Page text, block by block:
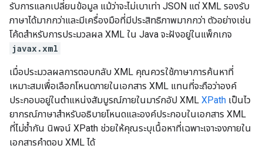
รับการแลกเปลี่ยนข้อมูล แม้ว่าจะไม่เบาเท่า JSON แต่ XML รองรับ
ภาษาได้มากกว่าและมีเครื่องมือที่มีประสิทธิภาพมากกว่า ตัวอย่างเช่น
โค้ดสําหรับการประมวลผล XML ใน Java จะฝังอยู่ในแพ็กเกจ
javax.xml
เมื่อประมวลผลการตอบกลับ XML คุณควรใช้ภาษาการค้นหาที่
เหมาะสมเพื่อเลือกโหนดภายในเอกสาร XML แทนที่จะถือว่าองค์
ประกอบอยู่ในตําแหน่งสัมบูรณ์ภายในมาร์กอัป XML XPath เป็นไว
ยากรณ์ภาษาสําหรับอธิบายโหนดและองค์ประกอบในเอกสาร XML
ที่ไม่ซ้ำกัน นิพจน์ XPath ช่วยให้คุณระบุเนื้อหาที่เฉพาะเจาะจงภายใน
เอกสารคำตอบ XML ได้